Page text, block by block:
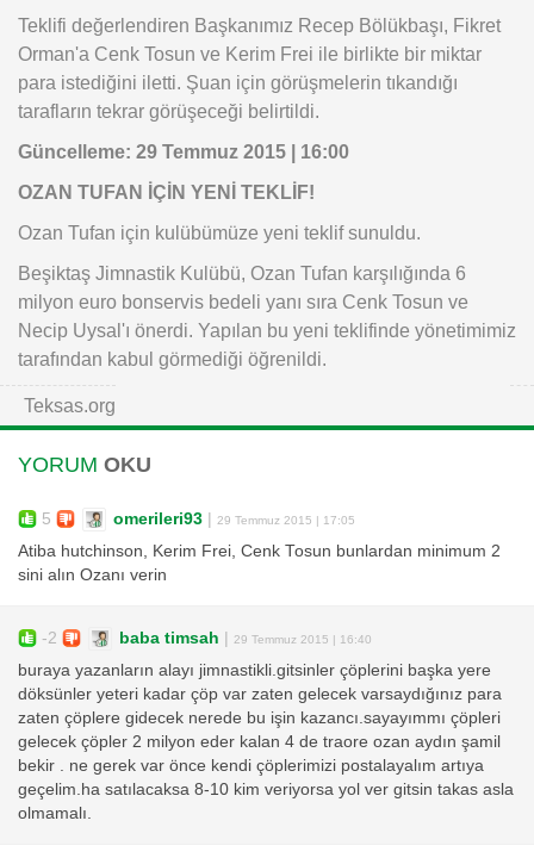
Teklifi değerlendiren Başkanımız Recep Bölükbaşı, Fikret
Orman'a Cenk Tosun ve Kerim Frei ile birlikte bir miktar
para istediğini iletti. Şuan için görüşmelerin tıkandığı
tarafların tekrar görüşeceği belirtildi.
Güncelleme: 29 Temmuz 2015 | 16:00
OZAN TUFAN İÇİN YENİ TEKLİF!
Ozan Tufan için kulübümüze yeni teklif sunuldu.
Beşiktaş Jimnastik Kulübü, Ozan Tufan karşılığında 6
milyon euro bonservis bedeli yanı sıra Cenk Tosun ve
Necip Uysal'ı önerdi. Yapılan bu yeni teklifinde yönetimimiz
tarafından kabul görmediği öğrenildi.
Teksas.org
YORUM OKU
5 omerileri93 29 Temmuz 2015 | 17:05
Atiba hutchinson, Kerim Frei, Cenk Tosun bunlardan minimum 2
sini alın Ozanı verin
-2 baba timsah 29 Temmuz 2015 | 16:40
buraya yazanların alayı jimnastikli.gitsinler çöplerini başka yere
döksünler yeteri kadar çöp var zaten gelecek varsaydığınız para
zaten çöplere gidecek nerede bu işin kazancı.sayayımmı çöpleri
gelecek çöpler 2 milyon eder kalan 4 de traore ozan aydın şamil
bekir . ne gerek var önce kendi çöplerimizi postalayalım artıya
geçelim.ha satılacaksa 8-10 kim veriyorsa yol ver gitsin takas asla
olmamalı.